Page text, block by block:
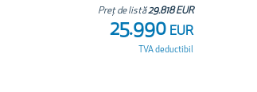
Preț de listă29.818 EUR
25.990 EUR
TVA deductibil